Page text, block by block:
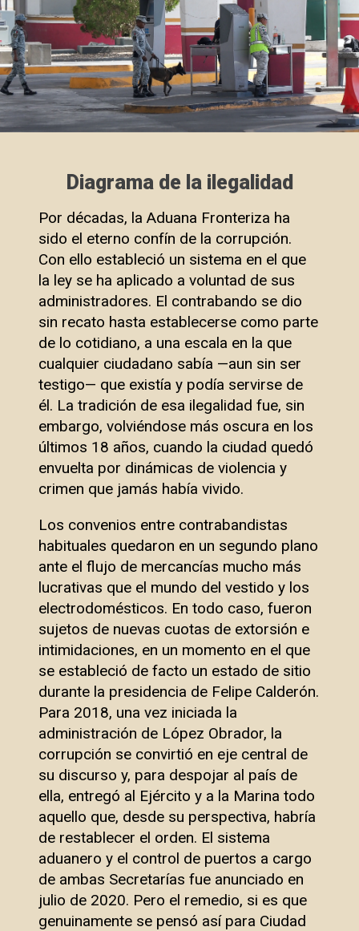
Diagrama de la ilegalidad
Por décadas, la Aduana Fronteriza ha
sido el eterno confín de la corrupción.
Con ello estableció un sistema en el que
la ley se ha aplicado a voluntad de sus
administradores. El contrabando se dio
sin recato hasta establecerse como parte
de lo cotidiano, a una escala en la que
cualquier ciudadano sabía —aun sin ser
testigo— que existía y podía servirse de
él. La tradición de esa ilegalidad fue, sin
embargo, volviéndose más oscura en los
últimos 18 años, cuando la ciudad quedó
envuelta por dinámicas de violencia y
crimen que jamás había vivido.
Los convenios entre contrabandistas
habituales quedaron en un segundo plano
ante el flujo de mercancías mucho más
lucrativas que el mundo del vestido y los
electrodomésticos. En todo caso, fueron
sujetos de nuevas cuotas de extorsión e
intimidaciones, en un momento en el que
se estableció de facto un estado de sitio
durante la presidencia de Felipe Calderón.
Para 2018, una vez iniciada la
administración de López Obrador, la
corrupción se convirtió en eje central de
su discurso y, para despojar al país de
ella, entregó al Ejército y a la Marina todo
aquello que, desde su perspectiva, habría
de restablecer el orden. El sistema
aduanero y el control de puertos a cargo
de ambas Secretarías fue anunciado en
julio de 2020. Pero el remedio, si es que
genuinamente se pensó así para Ciudad